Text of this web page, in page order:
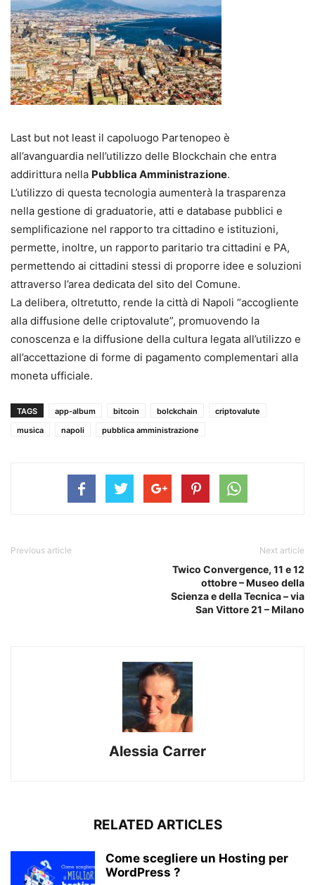
Last but not least il capoluogo Partenopeo è
all’avanguardia nell’utilizzo delle Blockchain che entra
addirittura nella Pubblica Amministrazione.
L’utilizzo di questa tecnologia aumenterà la trasparenza
nella gestione di graduatorie, atti e database pubblici e
semplificazione nel rapporto tra cittadino e istituzioni,
permette, inoltre, un rapporto paritario tra cittadini e PA,
permettendo ai cittadini stessi di proporre idee e soluzioni
attraverso l’area dedicata del sito del Comune.
La delibera, oltretutto, rende la città di Napoli “accogliente
alla diffusione delle criptovalute”, promuovendo la
conoscenza e la diffusione della cultura legata all’utilizzo e
all’accettazione di forme di pagamento complementari alla
moneta ufficiale.
TAGS app-album bitcoin bolckchain
criptovalute
musica
napoli pubblica amministrazione
Previous article Next article
Twico Convergence, 11 e 12
ottobre – Museo della
Scienza e della Tecnica – via
San Vittore 21 – Milano
Alessia Carrer
RELATED ARTICLES
Come scegliere un Hosting per
WordPress ?